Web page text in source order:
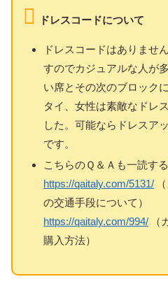
ドレスコードについて
ドレスコードはありませ
すのでカジュアルな人が
い席とその次のブロック
タイ、女性は素敵なドレ
した。可能ならドレスア
です。
こちらのＱ＆Ａも一読す
https://qaitaly.com/5131/
の交通手段について）
https://qaitaly.com/994/
購入方法）